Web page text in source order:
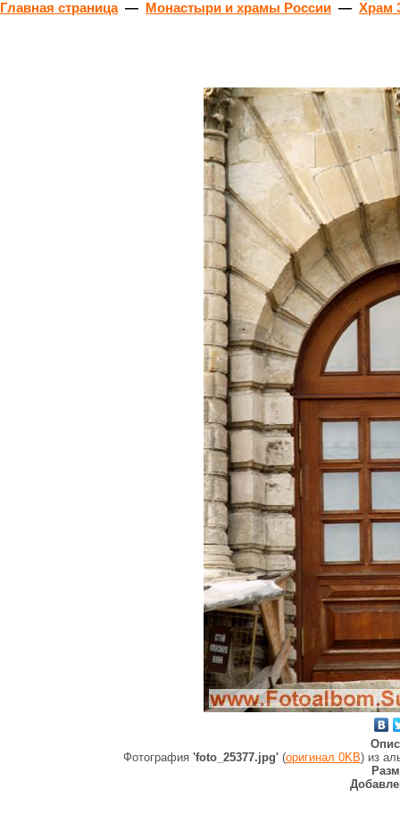
Главная страница— Монастыри и храмы России — Храм
Фотография 'foto_25377.jpg' (оригинал 0KB) из